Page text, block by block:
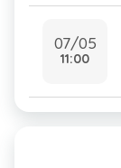
07/05
11:00